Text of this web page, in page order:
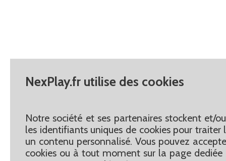
NexPlay.fr utilise des cookies
Notre société et ses partenaires stockent et/
les identifiants uniques de cookies pour
un contenu personnalisé. Vous pouvez
cookies ou à tout moment sur la page dediée